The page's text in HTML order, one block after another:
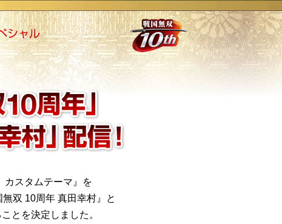
カスタムテーマ』を
双 10周年 真田幸村』と
とを決定しました。